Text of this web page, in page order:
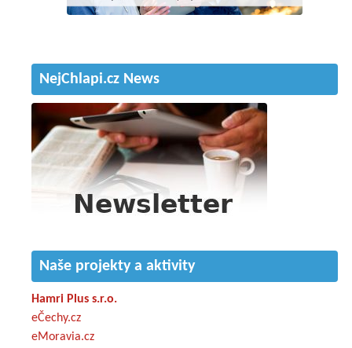
NejChlapi.cz News
Naše projekty a aktivity
Hamri Plus s.r.o.
eČechy.cz
eMoravia.cz